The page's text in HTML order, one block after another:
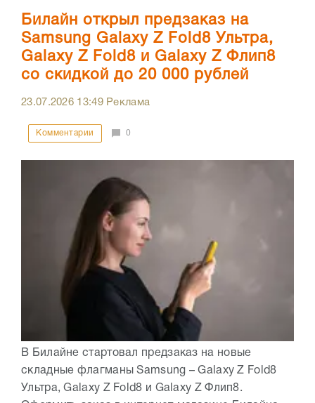
Билайн открыл предзаказ на
Samsung Galaxy Z Fold8 Ультра,
Galaxy Z Fold8 и Galaxy Z Флип8
со скидкой до 20 000 рублей
23.07.2026 13:49Реклама
Комментарии 0
В Билайне стартовал предзаказ на новые
складные флагманы Samsung – Galaxy Z Fold8
Ультра, Galaxy Z Fold8 и Galaxy Z Флип8.